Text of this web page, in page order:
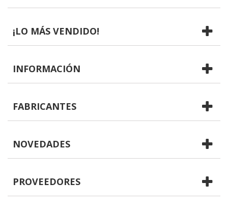
¡LO MÁS VENDIDO!
INFORMACIÓN
FABRICANTES
NOVEDADES
PROVEEDORES